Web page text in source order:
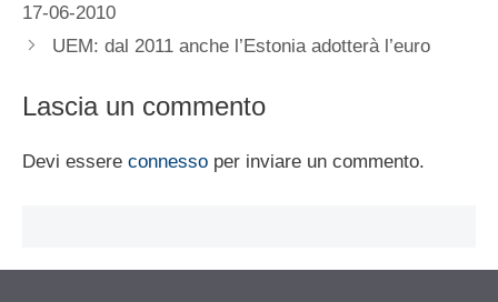
17-06-2010
UEM: dal 2011 anche l’Estonia adotterà l’euro
Lascia un commento
Devi essere connesso per inviare un commento.